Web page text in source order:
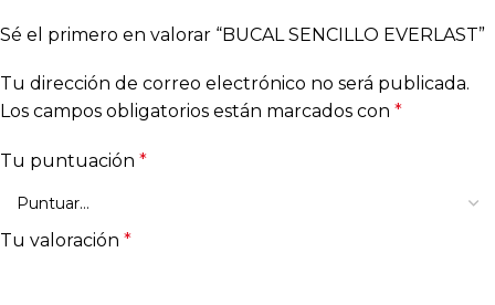
Sé el primero en valorar “BUCAL SENCILLO EVERLAST”
Tu dirección de correo electrónico no será publicada.
Los campos obligatorios están marcados con *
Tu puntuación *
Tu valoración *